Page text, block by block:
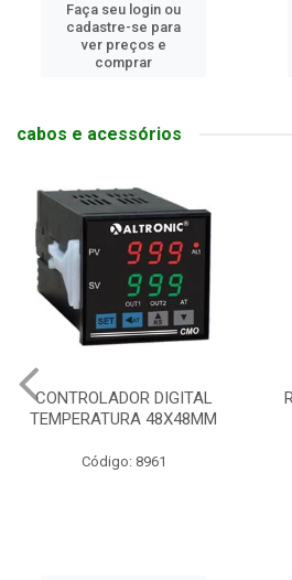
Faça seu login ou
cadastre-se para
ver preços e
comprar
cabos e acessórios
CONTROLADOR DIGITAL
TEMPERATURA 48X48MM
Código: 8961